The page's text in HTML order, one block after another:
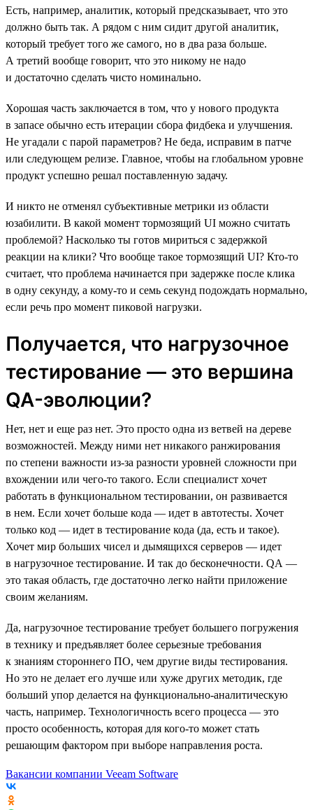
Есть, например, аналитик, который предсказывает, что это
должно быть так. А рядом с ним сидит другой аналитик,
который требует того же самого, но в два раза больше.
А третий вообще говорит, что это никому не надо
и достаточно сделать чисто номинально.
Хорошая часть заключается в том, что у нового продукта
в запасе обычно есть итерации сбора фидбека и улучшения.
Не угадали с парой параметров? Не беда, исправим в патче
или следующем релизе. Главное, чтобы на глобальном уровне
продукт успешно решал поставленную задачу.
И никто не отменял субъективные метрики из области
юзабилити. В какой момент тормозящий UI можно считать
проблемой? Насколько ты готов мириться с задержкой
реакции на клики? Что вообще такое тормозящий UI? Кто-то
считает, что проблема начинается при задержке после клика
в одну секунду, а кому-то и семь секунд подождать нормально,
если речь про момент пиковой нагрузки.
Получается, что нагрузочное
тестирование — это вершина
QA-эволюции?
Нет, нет и еще раз нет. Это просто одна из ветвей на дереве
возможностей. Между ними нет никакого ранжирования
по степени важности из-за разности уровней сложности при
вхождении или чего-то такого. Если специалист хочет
работать в функциональном тестировании, он развивается
в нем. Если хочет больше кода — идет в автотесты. Хочет
только код — идет в тестирование кода (да, есть и такое).
Хочет мир больших чисел и дымящихся серверов — идет
в нагрузочное тестирование. И так до бесконечности. QA —
это такая область, где достаточно легко найти приложение
своим желаниям.
Да, нагрузочное тестирование требует большего погружения
в технику и предъявляет более серьезные требования
к знаниям стороннего ПО, чем другие виды тестирования.
Но это не делает его лучше или хуже других методик, где
больший упор делается на функционально-аналитическую
часть, например. Технологичность всего процесса — это
просто особенность, которая для кого-то может стать
решающим фактором при выборе направления роста.
Вакансии компании Veeam Software